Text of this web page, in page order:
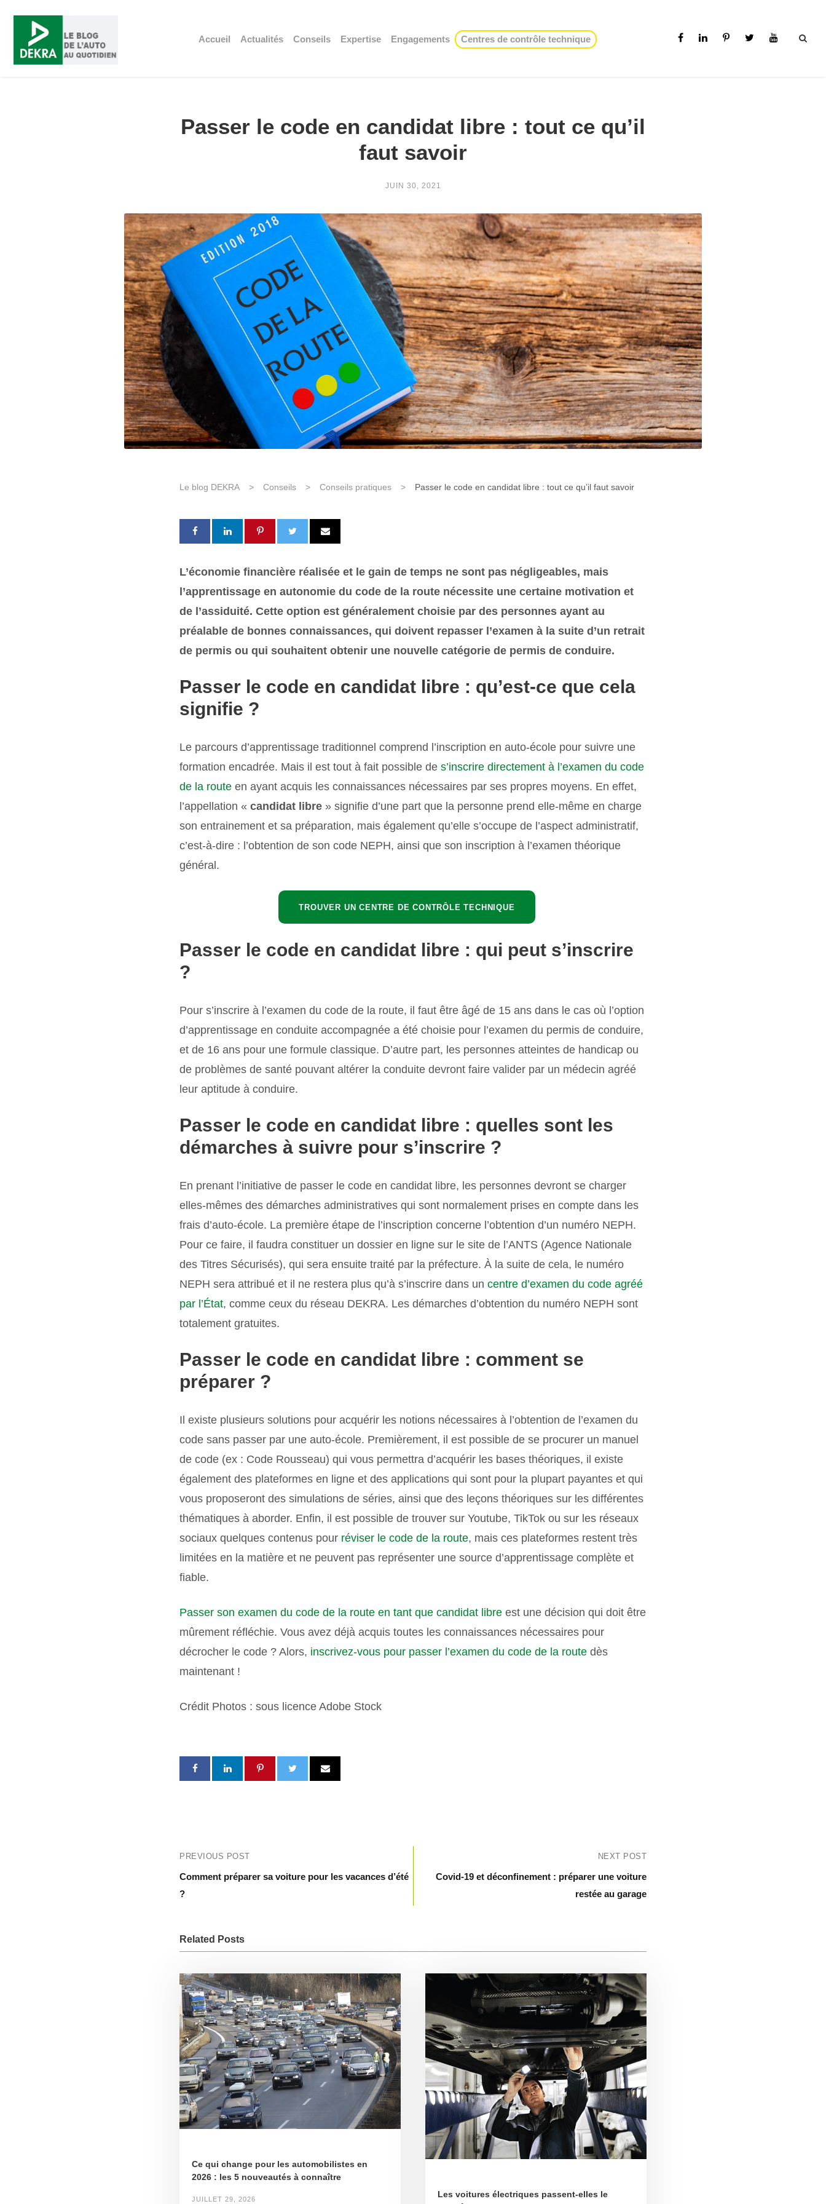
Accueil Actualités Conseils Expertise Engagements Centres de contrôle technique
Passer le code en candidat libre : tout ce qu’il
faut savoir
JUIN 30, 2021
Le blog DEKRA > Conseils > Conseils pratiques > Passer le code en candidat libre : tout ce qu’il faut savoir
L’économie financière réalisée et le gain de temps ne sont pas négligeables, mais
l’apprentissage en autonomie du code de la route nécessite une certaine motivation et
de l’assiduité. Cette option est généralement choisie par des personnes ayant au
préalable de bonnes connaissances, qui doivent repasser l’examen à la suite d’un retrait
de permis ou qui souhaitent obtenir une nouvelle catégorie de permis de conduire.
Passer le code en candidat libre : qu’est-ce que cela
signifie ?
Le parcours d’apprentissage traditionnel comprend l’inscription en auto-école pour suivre une
formation encadrée. Mais il est tout à fait possible de s’inscrire directement à l’examen du code
de la route en ayant acquis les connaissances nécessaires par ses propres moyens. En effet,
l’appellation « candidat libre » signifie d’une part que la personne prend elle-même en charge
son entrainement et sa préparation, mais également qu’elle s’occupe de l’aspect administratif,
c’est-à-dire : l’obtention de son code NEPH, ainsi que son inscription à l’examen théorique
général.
TROUVER UN CENTRE DE CONTRÔLE TECHNIQUE
Passer le code en candidat libre : qui peut s’inscrire
?
Pour s’inscrire à l’examen du code de la route, il faut être âgé de 15 ans dans le cas où l’option
d’apprentissage en conduite accompagnée a été choisie pour l’examen du permis de conduire,
et de 16 ans pour une formule classique. D’autre part, les personnes atteintes de handicap ou
de problèmes de santé pouvant altérer la conduite devront faire valider par un médecin agréé
leur aptitude à conduire.
Passer le code en candidat libre : quelles sont les
démarches à suivre pour s’inscrire ?
En prenant l’initiative de passer le code en candidat libre, les personnes devront se charger
elles-mêmes des démarches administratives qui sont normalement prises en compte dans les
frais d’auto-école. La première étape de l’inscription concerne l’obtention d’un numéro NEPH.
Pour ce faire, il faudra constituer un dossier en ligne sur le site de l’ANTS (Agence Nationale
des Titres Sécurisés), qui sera ensuite traité par la préfecture. À la suite de cela, le numéro
NEPH sera attribué et il ne restera plus qu’à s’inscrire dans un centre d’examen du code agréé
par l’État, comme ceux du réseau DEKRA. Les démarches d’obtention du numéro NEPH sont
totalement gratuites.
Passer le code en candidat libre : comment se
préparer ?
Il existe plusieurs solutions pour acquérir les notions nécessaires à l’obtention de l’examen du
code sans passer par une auto-école. Premièrement, il est possible de se procurer un manuel
de code (ex : Code Rousseau) qui vous permettra d’acquérir les bases théoriques, il existe
également des plateformes en ligne et des applications qui sont pour la plupart payantes et qui
vous proposeront des simulations de séries, ainsi que des leçons théoriques sur les différentes
thématiques à aborder. Enfin, il est possible de trouver sur Youtube, TikTok ou sur les réseaux
sociaux quelques contenus pour réviser le code de la route, mais ces plateformes restent très
limitées en la matière et ne peuvent pas représenter une source d’apprentissage complète et
fiable.
Passer son examen du code de la route en tant que candidat libre est une décision qui doit être
mûrement réfléchie. Vous avez déjà acquis toutes les connaissances nécessaires pour
décrocher le code ? Alors, inscrivez-vous pour passer l’examen du code de la route dès
maintenant !
Crédit Photos : sous licence Adobe Stock
PREVIOUS POST
Comment préparer sa voiture pour les vacances d’été
?
NEXT POST
Covid-19 et déconfinement : préparer une voiture
restée au garage
Related Posts
Ce qui change pour les automobilistes en
2026 : les 5 nouveautés à connaître
JUILLET 29, 2026
Les voitures électriques passent-elles le